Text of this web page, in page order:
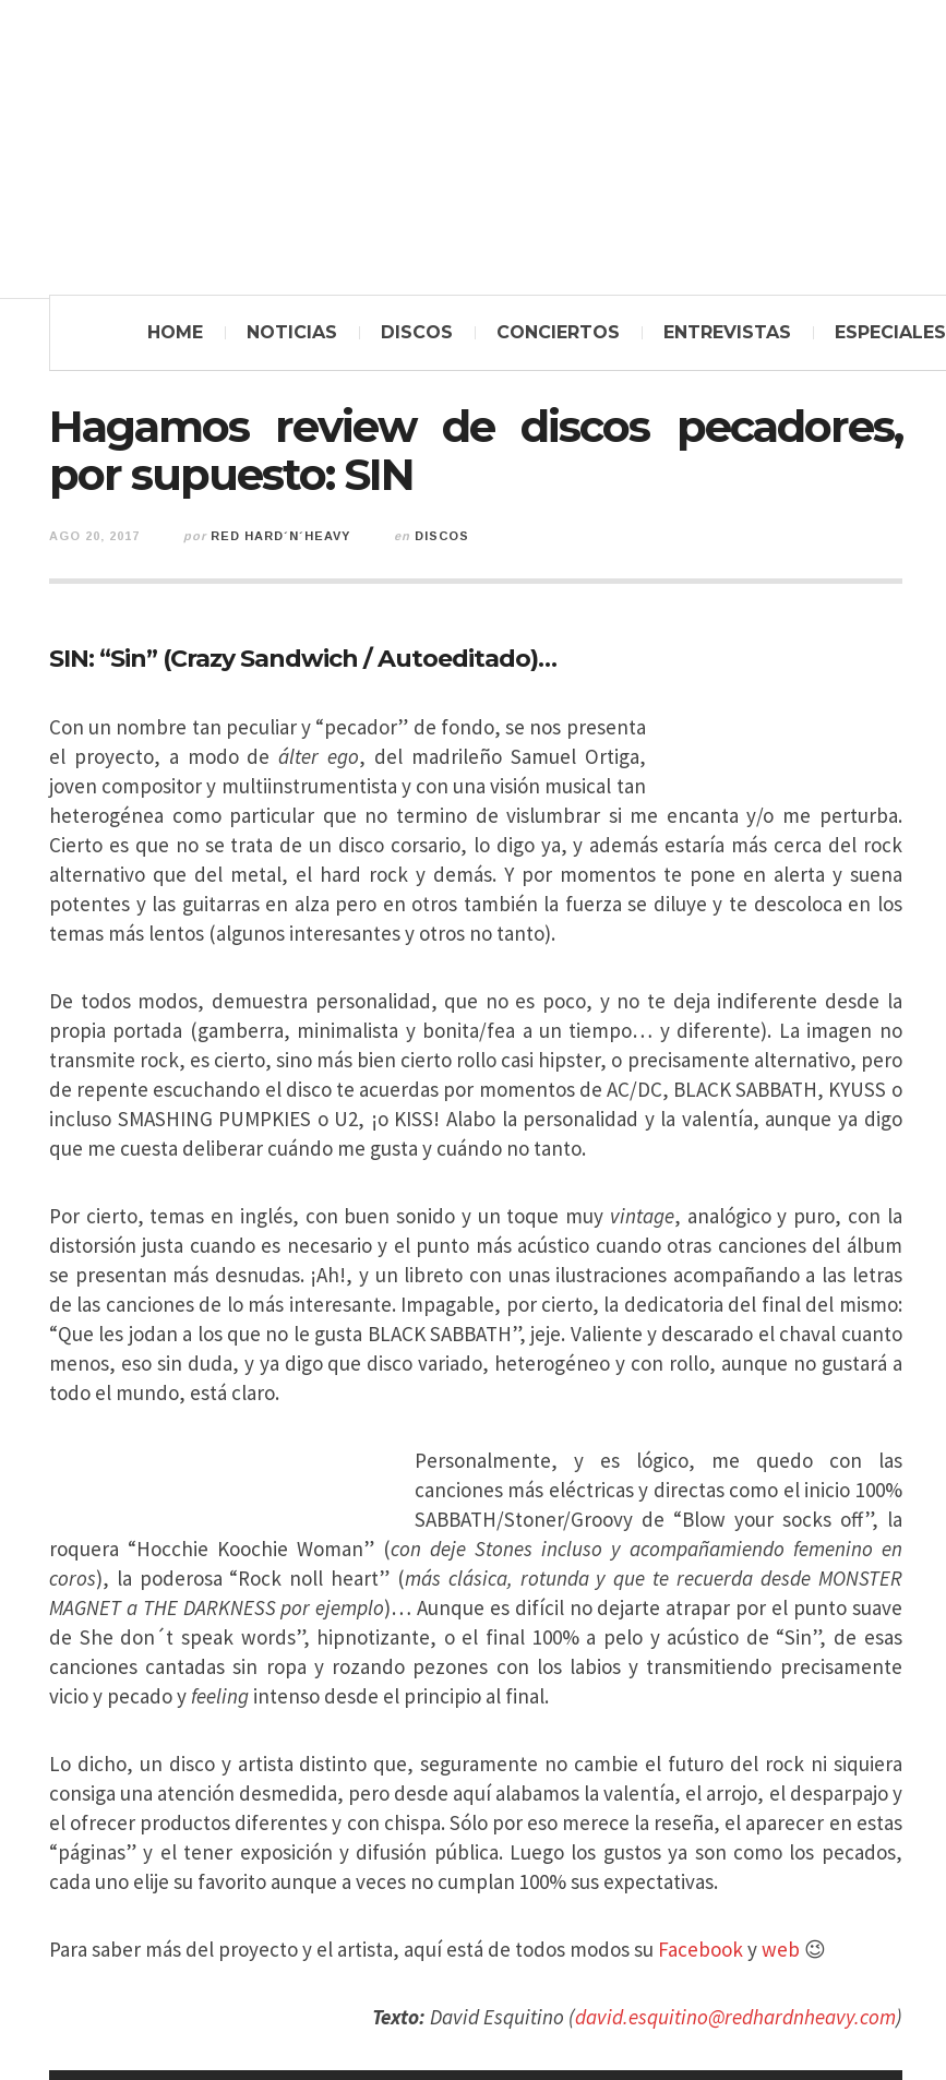
HOME NOTICIAS DISCOS CONCIERTOS ENTREVISTAS ESPECIALES
Hagamos review de discos pecadores,
por supuesto: SIN
AGO 20, 2017 por RED HARD´N´HEAVY en DISCOS
SIN: “Sin” (Crazy Sandwich / Autoeditado)…
Con un nombre tan peculiar y “pecador” de fondo, se nos presenta
el proyecto, a modo deálter ego, del madrileño Samuel Ortiga,
joven compositor y multiinstrumentista y con una visión musical tan
heterogénea como particular que no termino de vislumbrar si me encanta y/o me perturba.
Cierto es que no se trata de un disco corsario, lo digo ya, y además estaría más cerca del rock
alternativo que del metal, el hard rock y demás. Y por momentos te pone en alerta y suena
potentes y las guitarras en alza pero en otros también la fuerza se diluye y te descoloca en los
temas más lentos (algunos interesantes y otros no tanto).
De todos modos, demuestra personalidad, que no es poco, y no te deja indiferente desde la
propia portada (gamberra, minimalista y bonita/fea a un tiempo… y diferente). La imagen no
transmite rock, es cierto, sino más bien cierto rollo casi hipster, o precisamente alternativo, pero
de repente escuchando el disco te acuerdas por momentos de AC/DC, BLACK SABBATH, KYUSS o
incluso SMASHING PUMPKIES o U2, ¡o KISS! Alabo la personalidad y la valentía, aunque ya digo
que me cuesta deliberar cuándo me gusta y cuándo no tanto.
Por cierto, temas en inglés, con buen sonido y un toque muy vintage, analógico y puro, con la
distorsión justa cuando es necesario y el punto más acústico cuando otras canciones del álbum
se presentan más desnudas. ¡Ah!, y un libreto con unas ilustraciones acompañando a las letras
de las canciones de lo más interesante. Impagable, por cierto, la dedicatoria del final del mismo:
“Que les jodan a los que no le gusta BLACK SABBATH”, jeje. Valiente y descarado el chaval cuanto
menos, eso sin duda, y ya digo que disco variado, heterogéneo y con rollo, aunque no gustará a
todo el mundo, está claro.
Personalmente, y es lógico, me quedo con las
canciones más eléctricas y directas como el inicio 100%
SABBATH/Stoner/Groovy de “Blow your socks off”, la
roquera “Hocchie Koochie Woman” (con deje Stones incluso y acompañamiendo femenino en
coros), la poderosa “Rock noll heart” (más clásica, rotunda y que te recuerda desde MONSTER
MAGNET a THE DARKNESS por ejemplo)… Aunque es difícil no dejarte atrapar por el punto suave
de She don´t speak words”, hipnotizante, o el final 100% a pelo y acústico de “Sin”, de esas
canciones cantadas sin ropa y rozando pezones con los labios y transmitiendo precisamente
vicio y pecado y feeling intenso desde el principio al final.
Lo dicho, un disco y artista distinto que, seguramente no cambie el futuro del rock ni siquiera
consiga una atención desmedida, pero desde aquí alabamos la valentía, el arrojo, el desparpajo y
el ofrecer productos diferentes y con chispa. Sólo por eso merece la reseña, el aparecer en estas
“páginas” y el tener exposición y difusión pública. Luego los gustos ya son como los pecados,
cada uno elije su favorito aunque a veces no cumplan 100% sus expectativas.
Para saber más del proyecto y el artista, aquí está de todos modos su Facebookyweb 😉
Texto: David Esquitino (david.esquitino@redhardnheavy.com)